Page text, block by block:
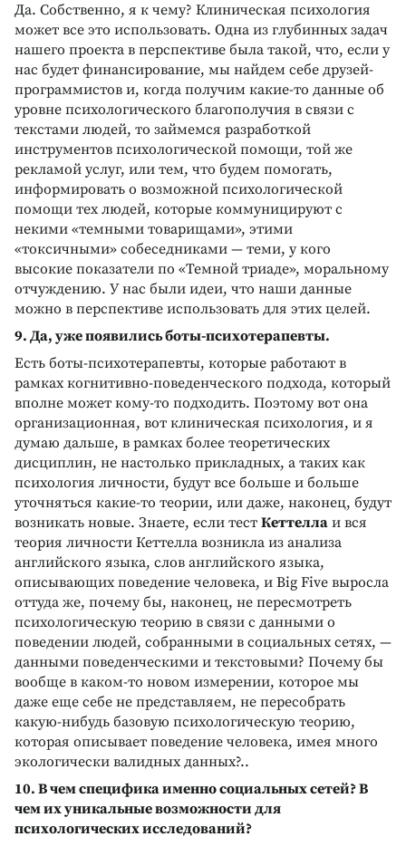
Да. Собственно, я к чему? Клиническая психология
может все это использовать. Одна из глубинных задач
нашего проекта в перспективе была такой, что, если у
нас будет финансирование, мы найдем себе друзей-
программистов и, когда получим какие-то данные об
уровне психологического благополучия в связи с
текстами людей, то займемся разработкой
инструментов психологической помощи, той же
рекламой услуг, или тем, что будем помогать,
информировать о возможной психологической
помощи тех людей, которые коммуницируют с
некими «темными товарищами», этими
«токсичными» собеседниками — теми, у кого
высокие показатели по «Темной триаде», моральному
отчуждению. У нас были идеи, что наши данные
можно в перспективе использовать для этих целей.
9. Да, уже появились боты-психотерапевты.
Есть боты-психотерапевты, которые работают в
рамках когнитивно-поведенческого подхода, который
вполне может кому-то подходить. Поэтому вот она
организационная, вот клиническая психология, и я
думаю дальше, в рамках более теоретических
дисциплин, не настолько прикладных, а таких как
психология личности, будут все больше и больше
уточняться какие-то теории, или даже, наконец, будут
возникать новые. Знаете, если тест Кеттелла и вся
теория личности Кеттелла возникла из анализа
английского языка, слов английского языка,
описывающих поведение человека, и Big Five выросла
оттуда же, почему бы, наконец, не пересмотреть
психологическую теорию в связи с данными о
поведении людей, собранными в социальных сетях, —
данными поведенческими и текстовыми? Почему бы
вообще в каком-то новом измерении, которое мы
даже еще себе не представляем, не пересобрать
какую-нибудь базовую психологическую теорию,
которая описывает поведение человека, имея много
экологически валидных данных?..
10. В чем специфика именно социальных сетей? В
чем их уникальные возможности для
психологических исследований?